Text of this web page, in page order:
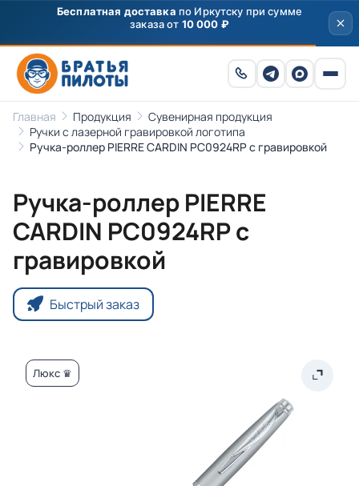
Бесплатная доставка по Иркутску при сумме
заказа от 10 000 ₽
Главная Продукция
Сувенирная продукция
Ручки с лазерной гравировкой логотипа
Ручка-роллер PIERRE CARDIN PC0924RP с гравировкой
Ручка-роллер PIERRE
CARDIN PC0924RP с
гравировкой
Быстрый заказ
Люкс ♛